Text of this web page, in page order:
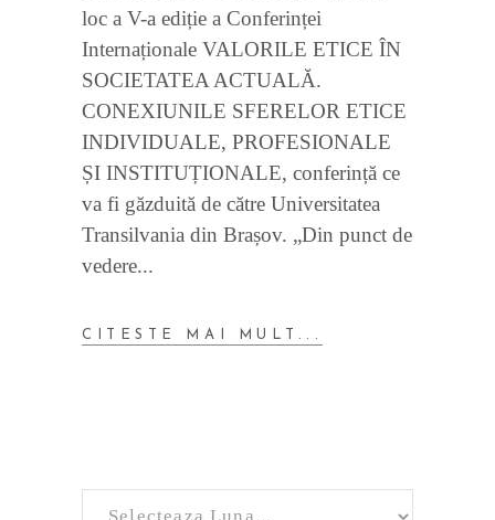
loc a V-a ediție a Conferinței
Internaționale VALORILE ETICE ÎN
SOCIETATEA ACTUALĂ.
CONEXIUNILE SFERELOR ETICE
INDIVIDUALE, PROFESIONALE
ȘI INSTITUȚIONALE, conferință ce
va fi găzduită de către Universitatea
Transilvania din Brașov. „Din punct de
vedere
CITESTE MAI MULT...